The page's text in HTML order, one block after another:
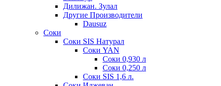
Дилижан. Зулал
Другие Производители
Dausuz
Соки
Соки SIS Натурал
Соки YAN
Соки 0,930 л
Соки 0,250 л
Соки SIS 1,6 л.